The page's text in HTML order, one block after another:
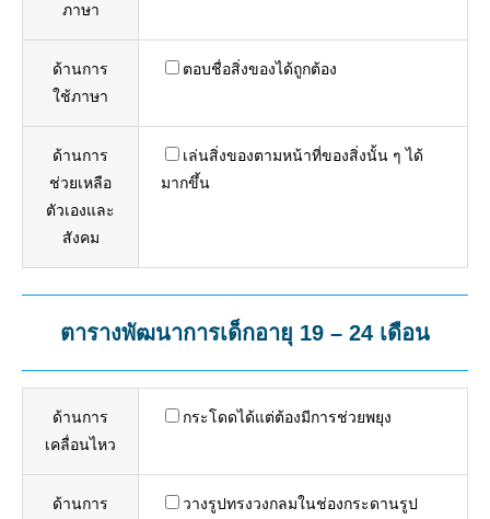
ภาษา
ด้านการ
ใช้ภาษา
ตอบชื่อสิ่งของได้ถูกต้อง
ด้านการ
ช่วยเหลือ
ตัวเองและ
สังคม
เล่นสิ่งของตามหน้าที่ของสิ่งนั้น ๆ ได้
มากขึ้น
ตารางพัฒนาการเด็กอายุ 19 – 24 เดือน
ด้านการ
เคลื่อนไหว
กระโดดได้แต่ต้องมีการช่วยพยุง
ด้านการ
วางรูปทรงวงกลมในช่องกระดานรูป